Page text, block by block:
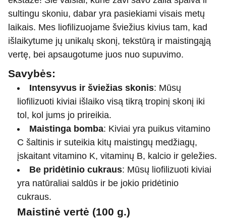
sultingu skoniu, dabar yra pasiekiami visais metų
laikais. Mes liofilizuojame šviežius kivius tam, kad
išlaikytume jų unikalų skonį, tekstūrą ir maistingąją
vertę, bei apsaugotume juos nuo supuvimo.
Savybės:
Intensyvus ir šviežias skonis: Mūsų
liofilizuoti kiviai išlaiko visą tikrą tropinį skonį iki
tol, kol jums jo prireikia.
Maistinga bomba: Kiviai yra puikus vitamino
C šaltinis ir suteikia kitų maistingų medžiagų,
įskaitant vitamino K, vitaminų B, kalcio ir geležies.
Be pridėtinio cukraus: Mūsų liofilizuoti kiviai
yra natūraliai saldūs ir be jokio pridėtinio
cukraus.
Maistinė vertė (100 g.)